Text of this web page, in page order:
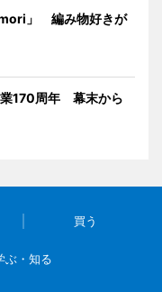
」 編み物好きが
業170周年 幕末から
買う
ぶ・知る